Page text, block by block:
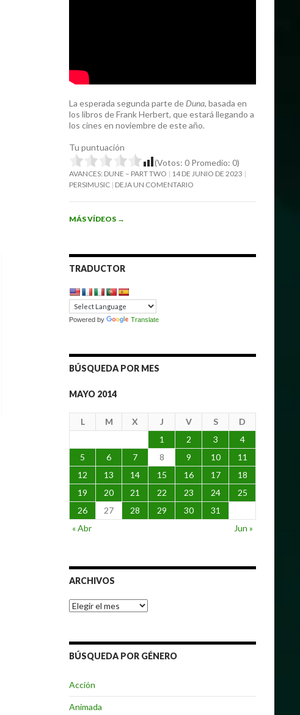
La esperada segunda parte de Duna, basada en
los libros de Frank Herbert, que estará llegando a
los cines en noviembre de este año.
Tu puntuación
(Votos: 0 Promedio: 0)
AVANCES: DUNE – PART TWO
14 DE JUNIO DE 2023
PERSIMUSIC DEJA UN COMENTARIO
MÁS VÍDEOS →
TRADUCTOR
Powered by Translate
BÚSQUEDA POR MES
MAYO 2014
L M X J V S
D
1
2 3
4
5
6 7 8 9 10
11
12
13 14 15 16 17
18
19
20 21 22 23 24
25
26
27 28 29 30
31
« Abr
Jun »
ARCHIVOS
Archivos
BÚSQUEDA POR GÉNERO
Acción
Animada